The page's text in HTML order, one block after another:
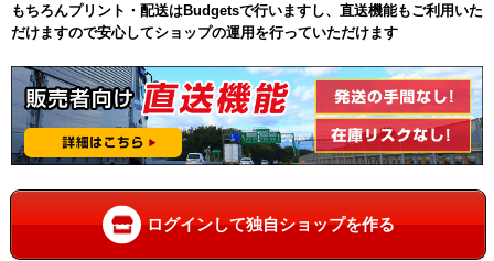
もちろんプリント・配送はBudgetsで行いますし、直送機能もご利用いた
だけますので安心してショップの運用を行っていただけます
ログインして独自ショップを作る